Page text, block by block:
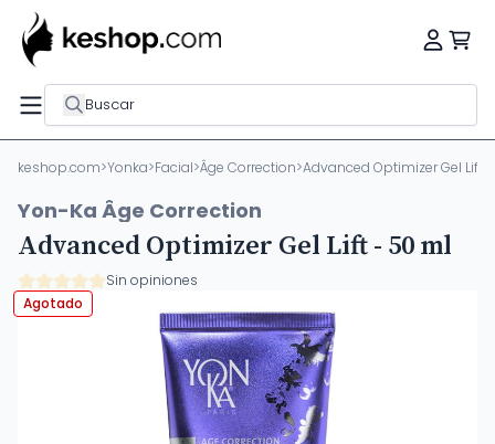
Buscar
keshop.com>Yonka>Facial>Âge Correction>Advanced Optimizer Gel Lift
Yon-Ka Âge Correction
Advanced Optimizer Gel Lift - 50 ml
Sin opiniones
Agotado